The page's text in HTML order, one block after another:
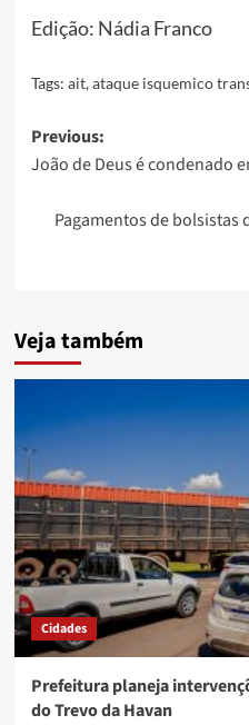
Edição: Nádia Franco
Tags: ait,ataque isquemico
Post
navigation
Previous:
João de Deus é condenado
Pagamentos de bolsistas
Veja também
Cidades
Prefeitura planeja
do Trevo da Havan